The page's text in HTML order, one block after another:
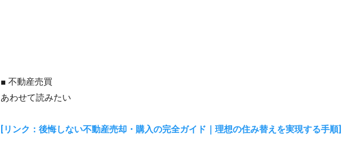
■ 不動産売買
あわせて読みたい
[リンク：後悔しない不動産売却・購入の完全ガイド｜理想の住み替えを実現する手順]